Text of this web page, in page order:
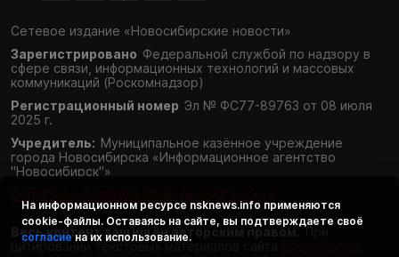
Сетевое издание «Новосибирские новости»
Зарегистрировано Федеральной службой по надзору в
сфере связи, информационных технологий и массовых
коммуникаций (Роскомнадзор)
Регистрационный номер Эл № ФС77-89763 от 08 июля
2025 г.
Учредитель: Муниципальное казённое учреждение
города Новосибирска «Информационное агентство
"Новосибирск"»
Весь контент защищён авторским правом. При
цитировании текстовых материалов сайта
На информационном ресурсе nsknews.info применяются
cookie-файлы. Оставаясь на сайте, вы подтверждаете своё
согласие на их использование.